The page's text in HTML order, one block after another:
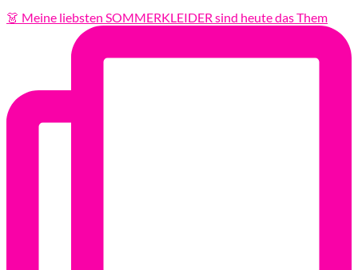
👗 Meine liebsten SOMMERKLEIDER sind heute das Them